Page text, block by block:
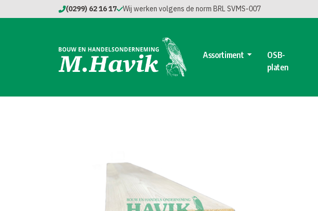
(0299) 62 16 17 Wij werken volgens de norm BRL SVMS-007
Assortiment
OSB-
platen